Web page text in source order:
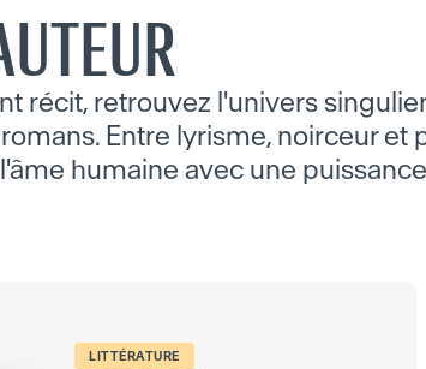
récit, retrouvez l'univers
Entre lyrisme, noirceur et
humaine avec une
LITTÉRATURE